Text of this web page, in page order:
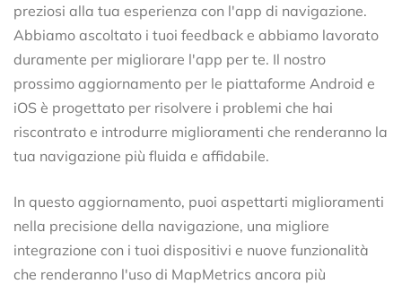
preziosi alla tua esperienza con l'app di navigazione.
Abbiamo ascoltato i tuoi feedback e abbiamo lavorato
duramente per migliorare l'app per te. Il nostro
prossimo aggiornamento per le piattaforme Android e
iOS è progettato per risolvere i problemi che hai
riscontrato e introdurre miglioramenti che renderanno la
tua navigazione più fluida e affidabile.
In questo aggiornamento, puoi aspettarti miglioramenti
nella precisione della navigazione, una migliore
integrazione con i tuoi dispositivi e nuove funzionalità
che renderanno l'uso di MapMetrics ancora più